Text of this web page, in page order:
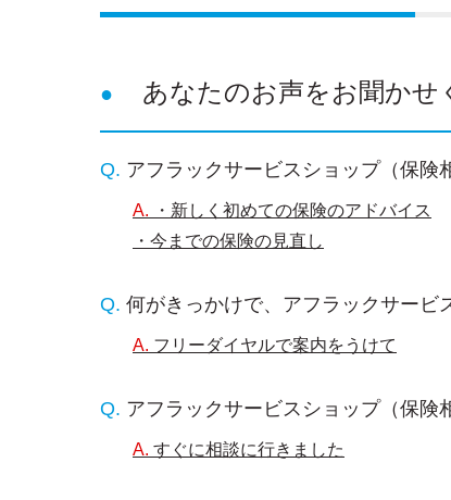
あなたのお声をお聞かせ
アフラックサービスショップ（保険
・新しく初めての保険のアドバイス
・今までの保険の見直し
何がきっかけで、アフラックサービ
フリーダイヤルで案内をうけて
アフラックサービスショップ（保
すぐに相談に行きました